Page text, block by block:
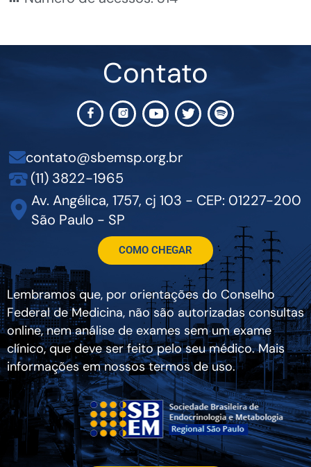
Contato
contato@sbemsp.org.br
(11) 3822-1965
Av. Angélica, 1757, cj 103 - CEP: 01227-200
São Paulo - SP
COMO CHEGAR
Lembramos que, por orientações do Conselho
Federal de Medicina, não são autorizadas consultas
online, nem análise de exames sem um exame
clínico, que deve ser feito pelo seu médico. Mais
informações em nossos termos de uso.